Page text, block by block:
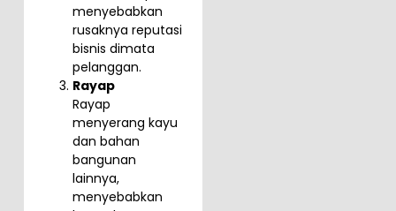
menyebabkan
rusaknya reputasi
bisnis dimata
pelanggan.
Rayap
Rayap
menyerang kayu
dan bahan
bangunan
lainnya,
menyebabkan